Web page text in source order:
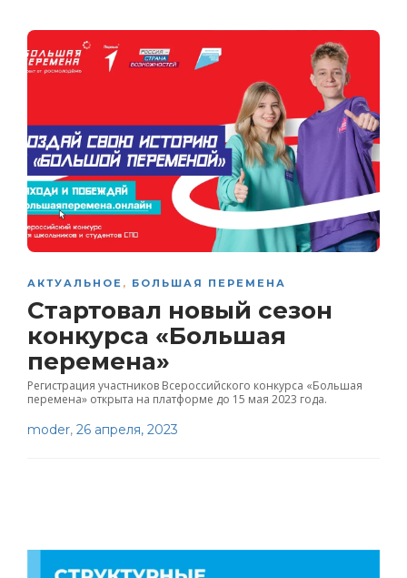
АКТУАЛЬНОЕ , БОЛЬШАЯ ПЕРЕМЕНА
Стартовал новый сезон
конкурса «Большая
перемена»
Регистрация участников Всероссийского конкурса «Большая
перемена» открыта на платформе до 15 мая 2023 года.
moder, 26 апреля, 2023